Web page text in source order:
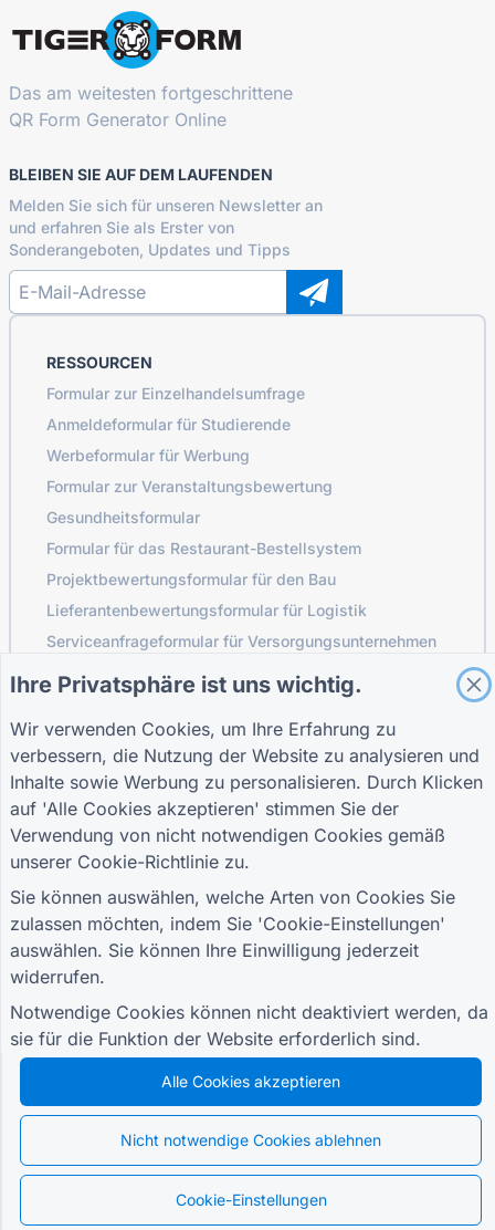
Das am weitesten fortgeschrittene
QR Form Generator Online
BLEIBEN SIE AUF DEM LAUFENDEN
Melden Sie sich für unseren Newsletter an
und erfahren Sie als Erster von
Sonderangeboten, Updates und Tipps
RESSOURCEN
Formular zur Einzelhandelsumfrage
Anmeldeformular für Studierende
Werbeformular für Werbung
Formular zur Veranstaltungsbewertung
Gesundheitsformular
Formular für das Restaurant-Bestellsystem
Projektbewertungsformular für den Bau
Lieferantenbewertungsformular für Logistik
Serviceanfrageformular für Versorgungsunternehmen
Formular zur Kundenbindung
FÜHRER
Hilfecenter
Blog
TIGER FORM
Leitfaden
UNTERNEHMEN
Über uns
Kontaktieren Sie uns
BEDINGUNGEN
Bedingungen
Datenschutzrichtlinie
Cookie-Einstellungen
© 2026 QR Form Generator. All rights reserved.
Ihre Privatsphäre ist uns wichtig.
Wir verwenden Cookies, um Ihre Erfahrung zu
verbessern, die Nutzung der Website zu analysieren und
Inhalte sowie Werbung zu personalisieren. Durch Klicken
auf 'Alle Cookies akzeptieren' stimmen Sie der
Verwendung von nicht notwendigen Cookies gemäß
unserer Cookie-Richtlinie zu.
Sie können auswählen, welche Arten von Cookies Sie
zulassen möchten, indem Sie 'Cookie-Einstellungen'
auswählen. Sie können Ihre Einwilligung jederzeit
widerrufen.
Notwendige Cookies können nicht deaktiviert werden, da
sie für die Funktion der Website erforderlich sind.
Alle Cookies akzeptieren
Nicht notwendige Cookies ablehnen
Cookie-Einstellungen